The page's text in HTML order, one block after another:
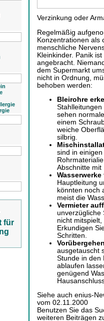
für
Verzinkung oder
Regelmäßig
Konzentrationen als
menschliche
Kleinkinder. Panik
angebracht.
dem Supermarkt
nicht in Ordnung,
behoben werden:
Bleirohre
sehen
einem
weiche
silbrig.
sind in
Abschnitte mit
Wasserwerke
Hauptleitung
könnten noch
meist die
Vermieter
unverzügliche
nicht
Erkundigen
Schritten.
ausgetauscht
Stunde in den
ablaufen
genügend
Siehe auch enius-
vom 02.11.2000
Benutzen Sie das
weiteren Beiträgen